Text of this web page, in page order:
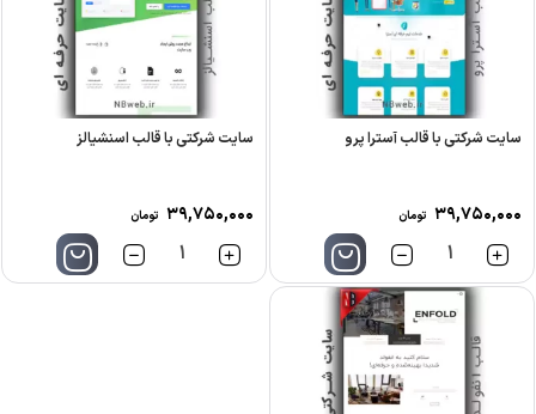
سایت شرکتی با قالب آسترا پرو
۳۹,۷۵۰,۰۰۰ تومان
تعداد
سایت شرکتی با قالب اسنشیالز
۳۹,۷۵۰,۰۰۰ تومان
تعداد